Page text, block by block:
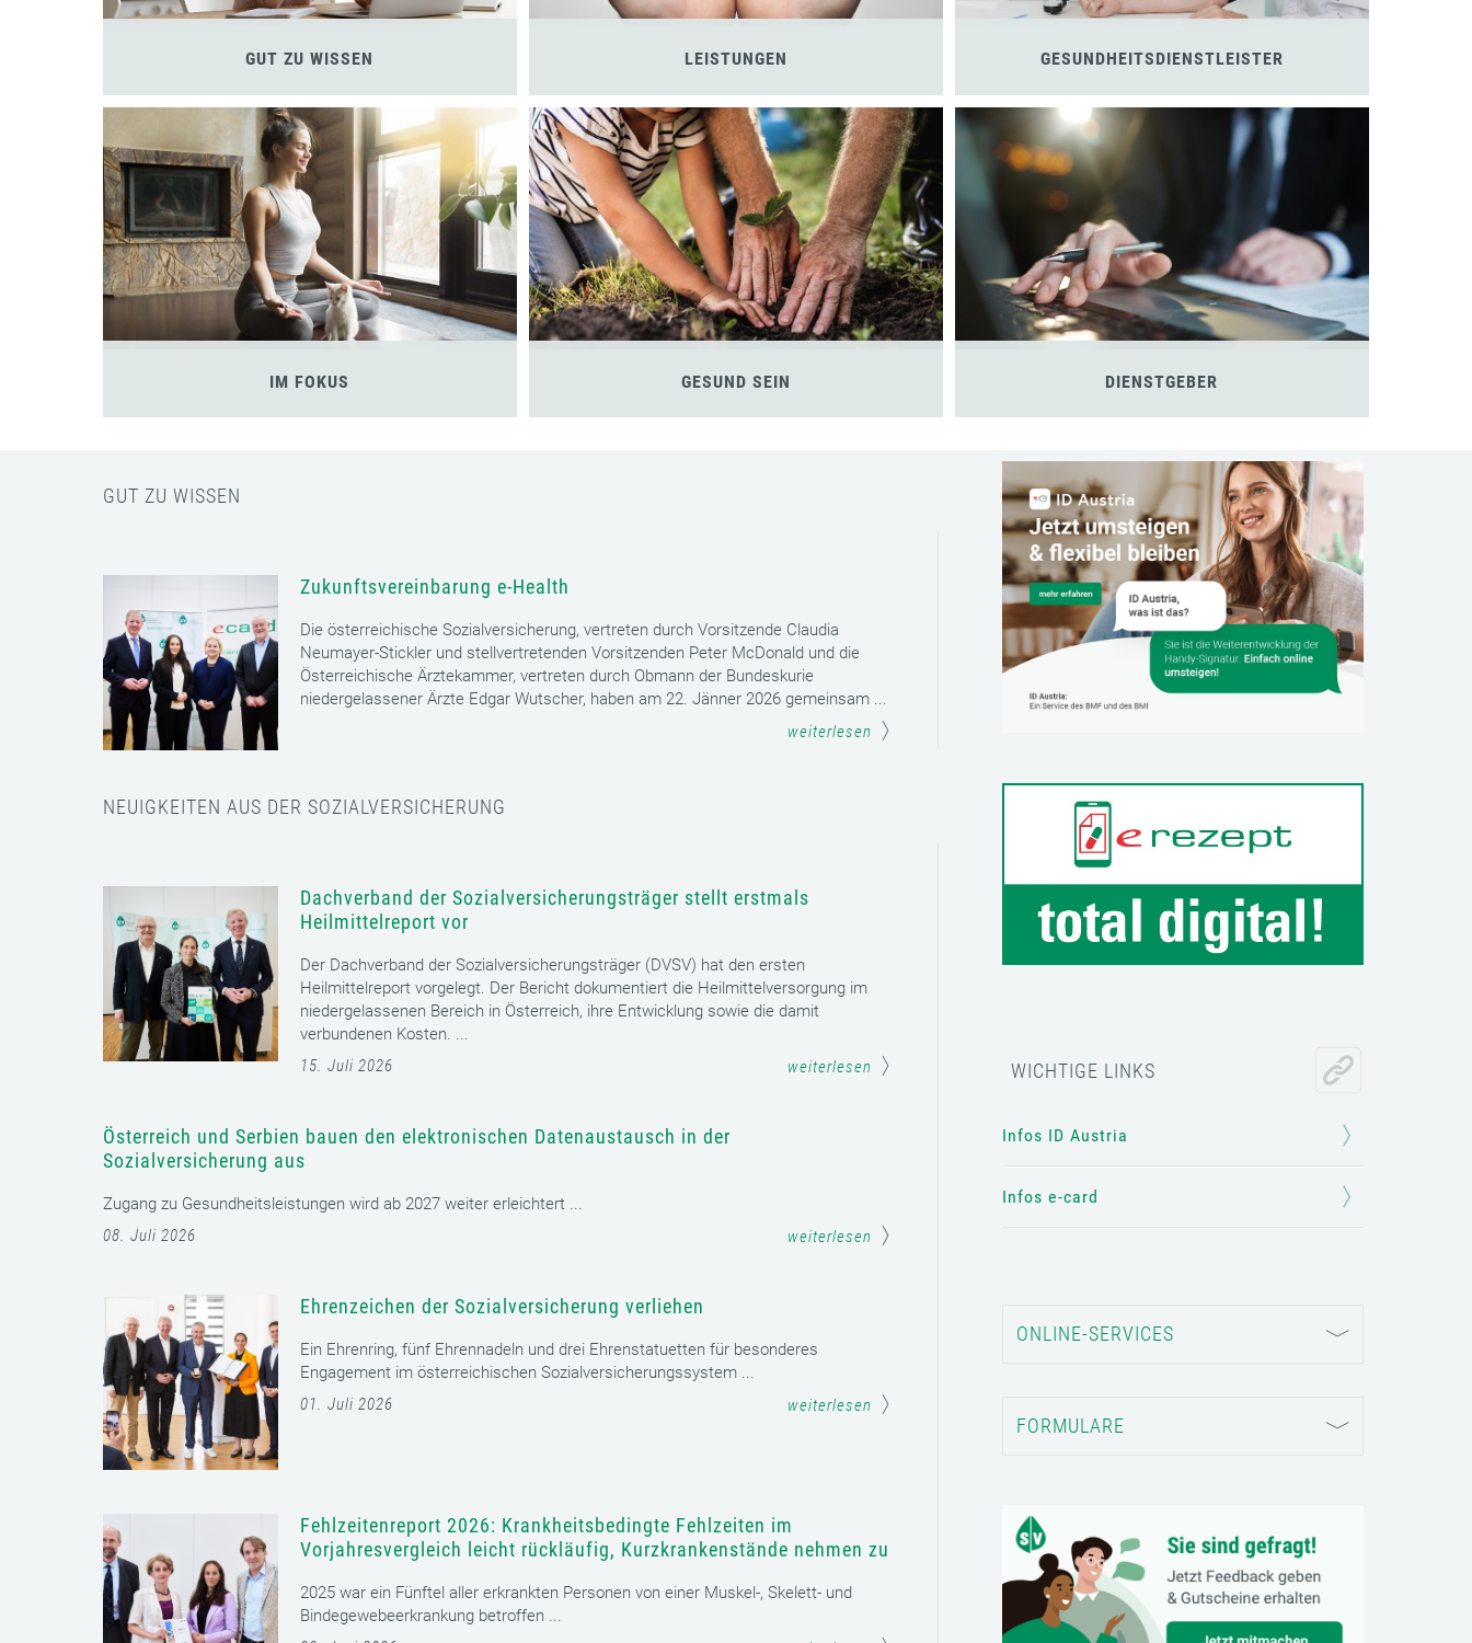
GUT ZU WISSEN LEISTUNGEN GESUNDHEITSDIENSTLEISTER
IM FOKUS GESUND SEIN DIENSTGEBER
WICHTIGE LINKS
Infos ID Austria
Infos e-card
ONLINE-SERVICES
FORMULARE
GUT ZU WISSEN
Zukunftsvereinbarung e-Health
Die österreichische Sozialversicherung, vertreten durch Vorsitzende Claudia
Neumayer-Stickler und stellvertretenden Vorsitzenden Peter McDonald und die
Österreichische Ärztekammer, vertreten durch Obmann der Bundeskurie
niedergelassener Ärzte Edgar Wutscher, haben am 22. Jänner 2026 gemeinsam ...
weiterlesen
NEUIGKEITEN AUS DER SOZIALVERSICHERUNG
Dachverband der Sozialversicherungsträger stellt erstmals
Heilmittelreport vor
Der Dachverband der Sozialversicherungsträger (DVSV) hat den ersten
Heilmittelreport vorgelegt. Der Bericht dokumentiert die Heilmittelversorgung im
niedergelassenen Bereich in Österreich, ihre Entwicklung sowie die damit
verbundenen Kosten. ...
15. Juli 2026
weiterlesen
Österreich und Serbien bauen den elektronischen Datenaustausch in der
Sozialversicherung aus
Zugang zu Gesundheitsleistungen wird ab 2027 weiter erleichtert ...
08. Juli 2026
weiterlesen
Ehrenzeichen der Sozialversicherung verliehen
Ein Ehrenring, fünf Ehrennadeln und drei Ehrenstatuetten für besonderes
Engagement im österreichischen Sozialversicherungssystem ...
01. Juli 2026
weiterlesen
Fehlzeitenreport 2026: Krankheitsbedingte Fehlzeiten im
Vorjahresvergleich leicht rückläufig, Kurzkrankenstände nehmen zu
2025 war ein Fünftel aller erkrankten Personen von einer Muskel-, Skelett- und
Bindegewebeerkrankung betroffen ...